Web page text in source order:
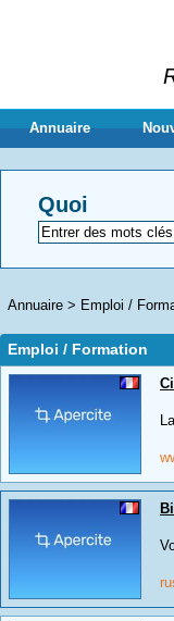
Annuaire
Quoi
Annuaire > Emploi /
Emploi / Formation